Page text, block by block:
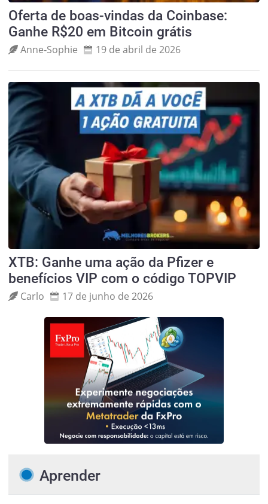
Oferta de boas-vindas da Coinbase:
Ganhe R$20 em Bitcoin grátis
Anne‑Sophie 19 de abril de 2026
XTB: Ganhe uma ação da Pfizer e
benefícios VIP com o código TOPVIP
Carlo 17 de junho de 2026
Aprender